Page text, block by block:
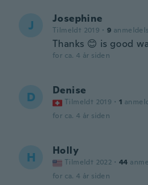
J Josephine
Tilmeldt 2019 · 9
Thanks 😊 is good
for ca. 4 år siden
D Denise
Tilmeldt 2019 · 1
for ca. 4 år siden
H Holly
Tilmeldt 2022 · 44
for ca. 4 år siden